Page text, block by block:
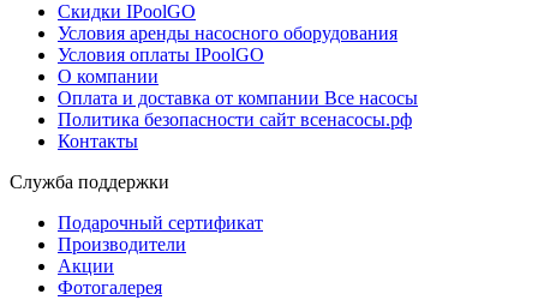
Скидки IPoolGO
Условия аренды насосного оборудования
Условия оплаты IPoolGO
О компании
Оплата и доставка от компании Все насосы
Политика безопасности сайт всенасосы.рф
Контакты
Служба поддержки
Подарочный сертификат
Производители
Акции
Фотогалерея